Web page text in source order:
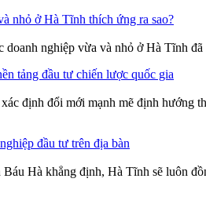
nhỏ ở Hà Tĩnh thích ứng ra sao?
doanh nghiệp vừa và nhỏ ở Hà Tĩnh
tảng đầu tư chiến lược quốc gia
định đổi mới mạnh mẽ định hướng
đầu tư trên địa bàn
Hà khẳng định, Hà Tĩnh sẽ luôn